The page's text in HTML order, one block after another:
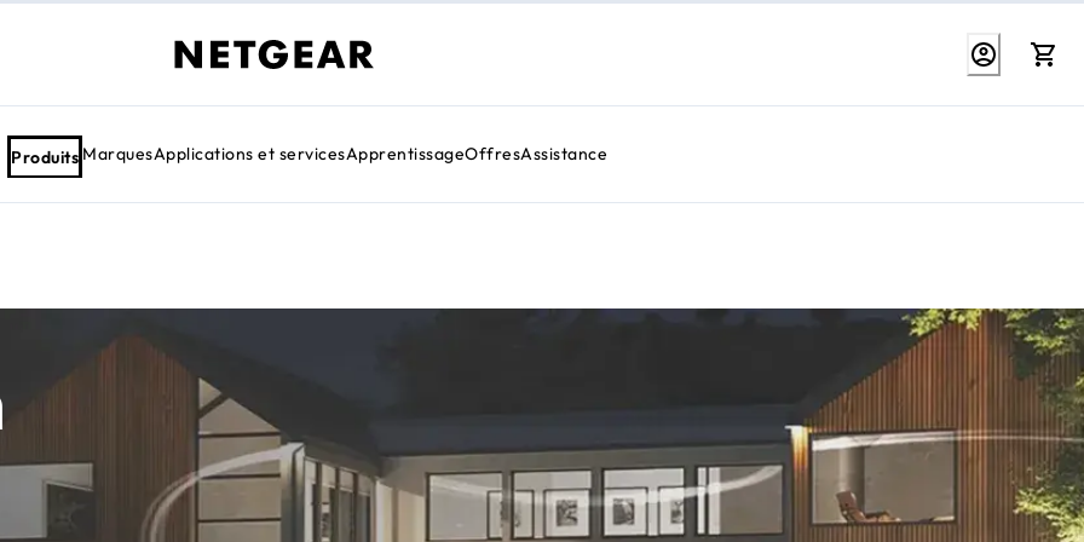
Produits MarquesApplications et servicesApprentissageOffresAssistance